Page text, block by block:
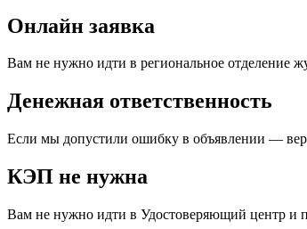
Онлайн заявка
Вам не нужно идти в региональное отделение
Денежная ответственность
Если мы допустили ошибку в объявлении —
КЭП не нужна
Вам не нужно идти в Удостоверяющий центр и